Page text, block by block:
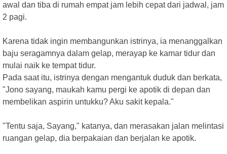
awal dan tiba di rumah empat jam lebih cepat dari jadwal, jam
2 pagi.
Karena tidak ingin membangunkan istrinya, ia menanggalkan
baju seragamnya dalam gelap, merayap ke kamar tidur dan
mulai naik ke tempat tidur.
Pada saat itu, istrinya dengan mengantuk duduk dan berkata,
"Jono sayang, maukah kamu pergi ke apotik di depan dan
membelikan aspirin untukku? Aku sakit kepala."
"Tentu saja, Sayang," katanya, dan merasakan jalan melintasi
ruangan gelap, dia berpakaian dan berjalan ke apotik.